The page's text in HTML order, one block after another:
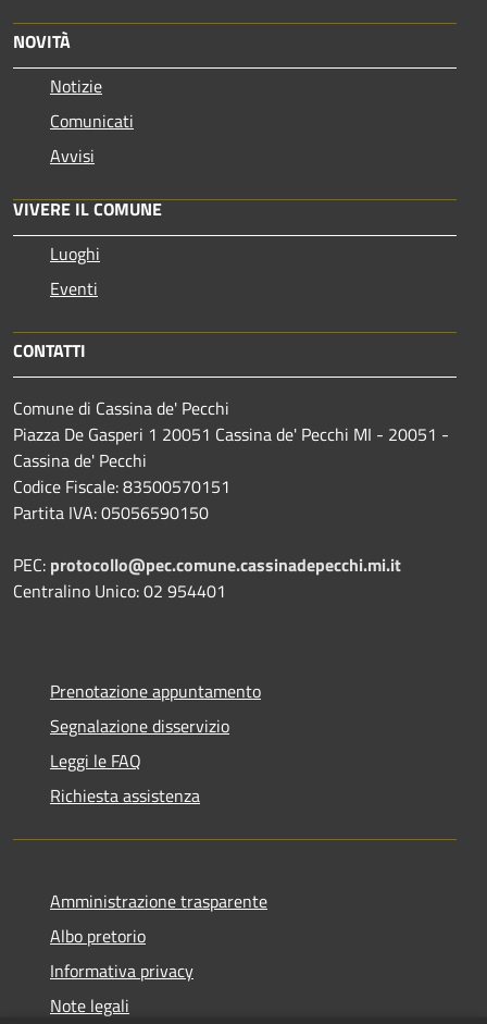
NOVITÀ
Notizie
Comunicati
Avvisi
VIVERE IL COMUNE
Luoghi
Eventi
CONTATTI
Comune di Cassina de' Pecchi
Piazza De Gasperi 1 20051 Cassina de' Pecchi MI - 20051 -
Cassina de' Pecchi
Codice Fiscale: 83500570151
Partita IVA: 05056590150
PEC: protocollo@pec.comune.cassinadepecchi.mi.it
Centralino Unico: 02 954401
Prenotazione appuntamento
Segnalazione disservizio
Leggi le FAQ
Richiesta assistenza
Amministrazione trasparente
Albo pretorio
Informativa privacy
Note legali